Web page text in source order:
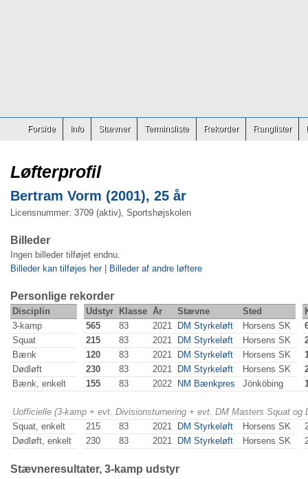
Forside Info Stævner Terminsliste Rekorder Ranglister
Løfterprofil
Bertram Vorm (2001), 25 år
Licensnummer: 3709 (aktiv), Sportshøjskolen
Billeder
Ingen billeder tilføjet endnu.
Billeder kan tilføjes her| Billeder af andre løftere
Personlige rekorder
Disciplin Udstyr Klasse År Stævne Sted
3-kamp
565 83 2021 DM Styrkeløft Horsens SK
Squat
215 83 2021 DM Styrkeløft Horsens SK
Bænk
120 83 2021 DM Styrkeløft Horsens SK
Dødløft
230 83 2021 DM Styrkeløft Horsens SK
Bænk, enkelt
155 83 2022 NM Bænkpres Jönköbing
Uofficielle (3-kamp + evt. Divisionsturnering + evt. DM Masters Squat
Squat, enkelt
215 83 2021 DM Styrkeløft Horsens SK
Dødløft, enkelt
230 83 2021 DM Styrkeløft Horsens SK
Stævneresultater, 3-kamp udstyr